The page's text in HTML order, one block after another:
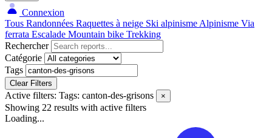
Connexion
Tous Randonnées Raquettes à neige Ski alpinisme Alpinisme Via
ferrata Escalade Mountain bike Trekking
Rechercher
Catégorie
Tags
Clear Filters
Active filters: Tags: canton-des-grisons ×
Showing 22 results with active filters
Loading...